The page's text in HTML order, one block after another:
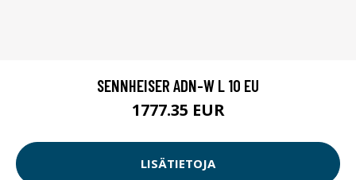
SENNHEISER ADN-W L 10 EU
1777.35 EUR
LISÄTIETOJA